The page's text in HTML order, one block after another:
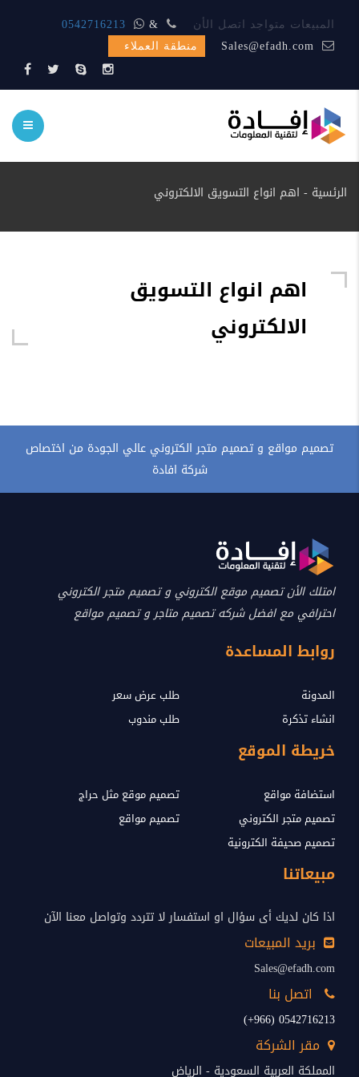
المبيعات متواجد اتصل الأن &
0542716213
منطقة العملاء
الرئسية - اهم انواع التسويق الالكتروني
اهم انواع التسويق
الالكتروني
تصميم مواقع و تصميم متجر الكتروني عالي الجودة من اختصاص
شركة افادة
امتلك الأن تصميم موقع الكتروني و تصميم متجر الكتروني
احترافي مع افضل شركه تصميم متاجر و تصميم مواقع
روابط المساعدة
المدونة
طلب عرض سعر
انشاء تذكرة
طلب مندوب
خريطة الموقع
استضافة مواقع
تصميم موقع مثل حراج
تصميم متجر الكتروني
تصميم مواقع
تصميم صحيفة الكترونية
مبيعاتنا
اذا كان لديك أى سؤال او استفسار لا تتردد وتواصل معنا الآن
بريد المبيعات
Sales@efadh.com
اتصل بنا
0542716213 (966+)
مقر الشركة
المملكة العربية السعودية - الرياض